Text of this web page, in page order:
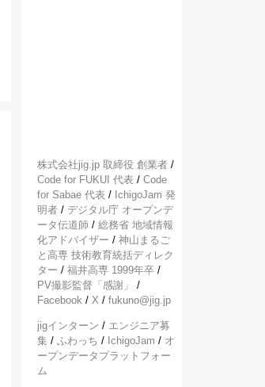
株式会社jig.jp 取締役 創業者 /
Code for FUKUI 代表 / Code
for Sabae 代表 / IchigoJam 発
明者 / デジタル庁 オープンデ
ータ伝道師 / 総務省 地域情報
化アドバイザー / 神山まるご
と高専 技術教育統括ディレク
ター / 福井高専 1999年卒 /
PV撮影監督「感謝」
/
Facebook / X / fukuno@jig.jp
jigインターン / エンジニア募
集 / ふわっち / IchigoJam / オ
ープンデータプラットフォー
ム